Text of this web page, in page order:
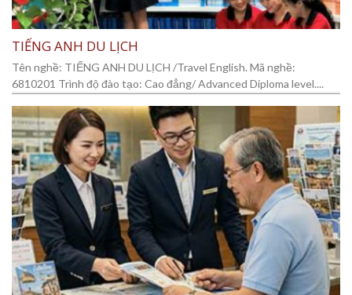
TIẾNG ANH DU LỊCH
Tên nghề: TIẾNG ANH DU LỊCH /Travel English. Mã nghề:
6810201 Trình độ đào tạo: Cao đẳng/ Advanced Diploma level....